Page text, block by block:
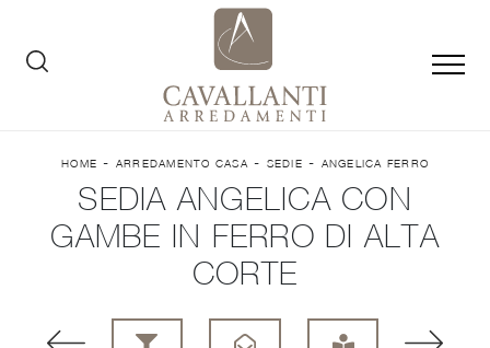
HOME - ARREDAMENTO CASA - SEDIE - ANGELICA FERRO
SEDIA ANGELICA CON
GAMBE IN FERRO DI ALTA
CORTE